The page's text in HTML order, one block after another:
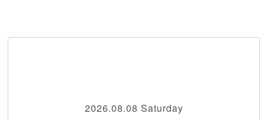
2026.08.08 Saturday